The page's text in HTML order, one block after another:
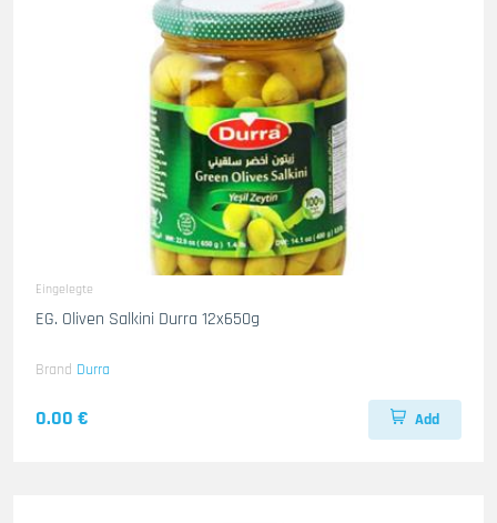
Eingelegte
EG. Oliven Salkini Durra 12x650g
Brand Durra
0.00 € Add